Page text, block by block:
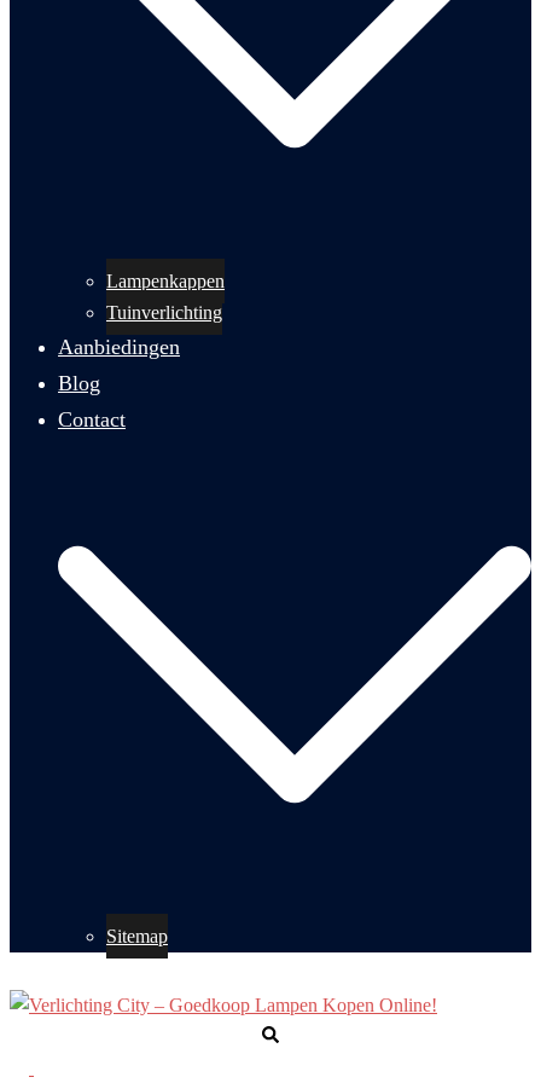
Lampenkappen
Tuinverlichting
Aanbiedingen
Blog
Contact
Sitemap